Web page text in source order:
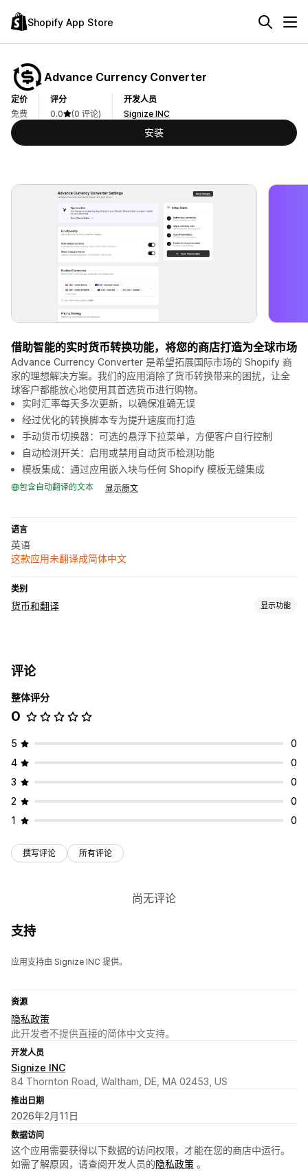
Shopify App Store
Advance Currency Converter
定价
免费
评分
0.0
(0 评论)
开发人员
Signize INC
安装
借助智能的实时货币转换功能，将您的商店打造为全球市场
Advance Currency Converter 是希望拓展国际市场的 Shopify 商
家的理想解决方案。我们的应用消除了货币转换带来的困扰，让全
球客户都能放心地使用其首选货币进行购物。
实时汇率每天多次更新，以确保准确无误
经过优化的转换脚本专为提升速度而打造
手动货币切换器：可选的悬浮下拉菜单，方便客户自行控制
自动检测开关：启用或禁用自动货币检测功能
模板集成：通过应用嵌入块与任何 Shopify 模板无缝集成
包含自动翻译的文本 显示原文
语言
英语
这款应用未翻译成简体中文
类别
货币和翻译 显示功能
价格显示
评论
整体评分
0
5
0
4
0
3
0
2
0
1
0
撰写评论 所有评论
尚无评论
支持
应用支持由 Signize INC 提供。
资源
隐私政策
此开发者不提供直接的简体中文支持。
开发人员
Signize INC
84 Thornton Road, Waltham, DE, MA 02453, US
推出日期
2026年2月11日
数据访问
这个应用需要获得以下数据的访问权限，才能在您的商店中运行。
如需了解原因，请查阅开发人员的隐私政策 。